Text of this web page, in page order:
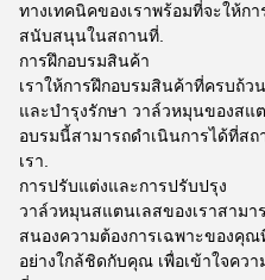
ทางเทคนิคของเราพร้อมที่จะให้ก
สนับสนุนในสถานที่.
การฝึกอบรมสินค้า
เราให้การฝึกอบรมสินค้าที่ครบถ้
และบํารุงรักษา วาล์วหมุนของสแ
อบรมนี้สามารถดําเนินการได้ที่ส
เรา.
การปรับแต่งและการปรับปรุง
วาล์วหมุนสแตนเลสของเราสาม
สนองความต้องการเฉพาะของคุ
อย่างใกล้ชิดกับคุณ เพื่อเข้าใจคว